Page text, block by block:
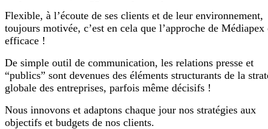
Flexible, à l’écoute de ses clients et de leur environnement,
toujours motivée, c’est en cela que l’approche de Médiapex
efficace !
De simple outil de communication, les relations presse et
“publics” sont devenues des éléments structurants de la
globale des entreprises, parfois même décisifs !
Nous innovons et adaptons chaque jour nos stratégies aux
objectifs et budgets de nos clients.